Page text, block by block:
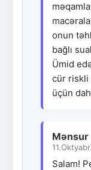
onun
bağlı
Ümid
cür riskli
üçün
Mənsur
Salam!